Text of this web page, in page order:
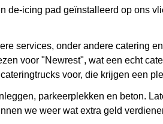
de-icing pad geïnstalleerd op ons
services, onder andere catering
voor "Newrest", wat een echt
voor, die krijgen een
parkeerplekken en beton.
we weer wat extra geld